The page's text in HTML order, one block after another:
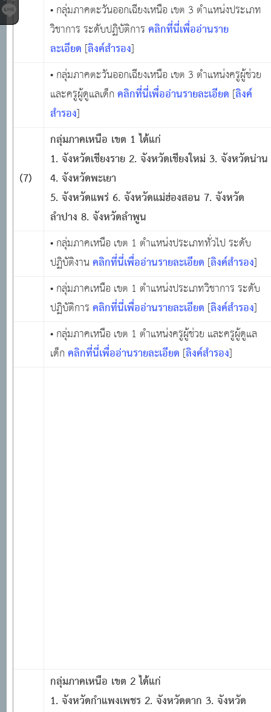
• กลุ่มภาคตะวันออกเฉียงเหนือ เขต 3 ตำแหน่งประเภท
วิชาการ ระดับปฏิบัติการคลิกที่นี่เพื่ออ่านราย
ละเอียด [ลิงค์สำรอง]
• กลุ่มภาคตะวันออกเฉียงเหนือ เขต 3 ตำแหน่งครูผู้ช่วย
และครูผู้ดูแลเด็กคลิกที่นี่เพื่ออ่านรายละเอียด [ลิงค์
สำรอง]
(7)
กลุ่มภาคเหนือ เขต 1 ได้แก่
1. จังหวัดเชียงราย 2. จังหวัดเชียงใหม่ 3. จังหวัดน่าน
4. จังหวัดพะเยา
5. จังหวัดแพร่ 6. จังหวัดแม่ฮ่องสอน 7. จังหวัด
ลำปาง 8. จังหวัดลำพูน
• กลุ่มภาคเหนือ เขต 1 ตำแหน่งประเภททั่วไป ระดับ
ปฏิบัติงานคลิกที่นี่เพื่ออ่านรายละเอียด [ลิงค์สำรอง]
• กลุ่มภาคเหนือ เขต 1 ตำแหน่งประเภทวิชาการ ระดับ
ปฏิบัติการคลิกที่นี่เพื่ออ่านรายละเอียด [ลิงค์สำรอง]
• กลุ่มภาคเหนือ เขต 1 ตำแหน่งครูผู้ช่วย และครูผู้ดูแล
เด็กคลิกที่นี่เพื่ออ่านรายละเอียด [ลิงค์สำรอง]
กลุ่มภาคเหนือ เขต2 ได้แก่
1. จังหวัดกำแพงเพชร 2. จังหวัดตาก 3. จังหวัด